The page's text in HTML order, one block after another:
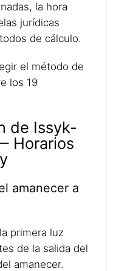
la hora
jurídicas
de cálculo.
el método de
los 19
de Issyk-
Horarios
amanecer a
primera luz
de la salida del
amanecer.